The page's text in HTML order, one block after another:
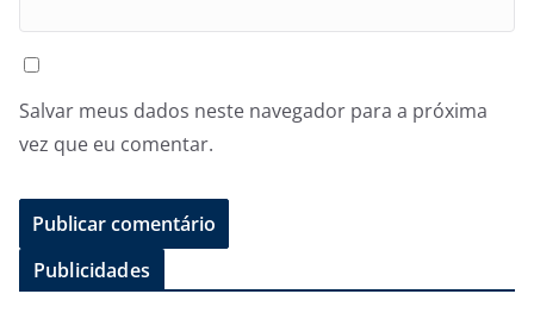
Salvar meus dados neste navegador para a próxima
vez que eu comentar.
Publicidades